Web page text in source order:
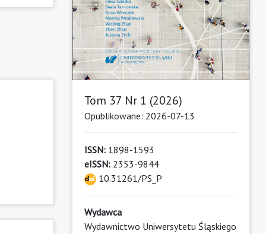
Tom 37 Nr 1 (2026)
Opublikowane: 2026-07-13
ISSN: 1898-1593
eISSN: 2353-9844
10.31261/PS_P
Wydawca
Wydawnictwo Uniwersytetu Śląskiego